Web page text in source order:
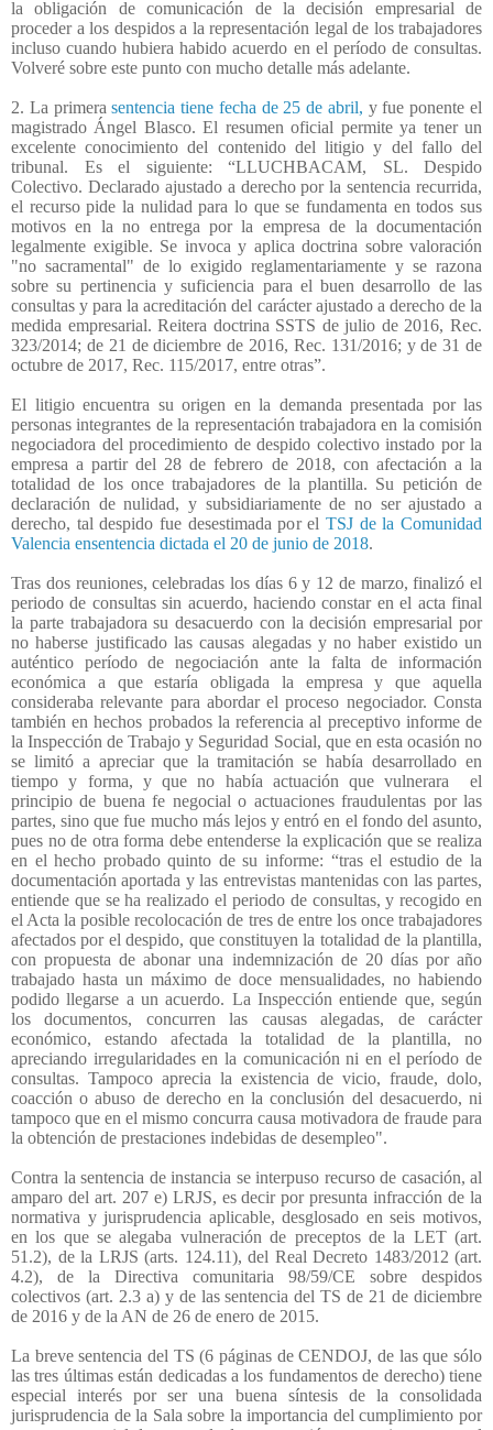
la obligación de comunicación de la decisión empresarial de
proceder a los despidos a la representación legal de los trabajadores
incluso cuando hubiera habido acuerdo en el período de consultas.
Volveré sobre este punto con mucho detalle más adelante.
2. La primerasentencia tiene fecha de 25 de abril, y fue ponente el
magistrado Ángel Blasco. El resumen oficial permite ya tener un
excelente conocimiento del contenido del litigio y del fallo del
tribunal. Es el siguiente: “LLUCHBACAM, SL. Despido
Colectivo. Declarado ajustado a derecho por la sentencia recurrida,
el recurso pide la nulidad para lo que se fundamenta en todos sus
motivos en la no entrega por la empresa de la documentación
legalmente exigible. Se invoca y aplica doctrina sobre valoración
"no sacramental" de lo exigido reglamentariamente y se razona
sobre su pertinencia y suficiencia para el buen desarrollo de las
consultas y para la acreditación del carácter ajustado a derecho de la
medida empresarial. Reitera doctrina SSTS de julio de 2016, Rec.
323/2014; de 21 de diciembre de 2016, Rec. 131/2016; y de 31 de
octubre de 2017, Rec. 115/2017, entre otras”.
El litigio encuentra su origen en la demanda presentada por las
personas integrantes de la representación trabajadora en la comisión
negociadora del procedimiento de despido colectivo instado por la
empresa a partir del 28 de febrero de 2018, con afectación a la
totalidad de los once trabajadores de la plantilla. Su petición de
declaración de nulidad, y subsidiariamente de no ser ajustado a
derecho, tal despido fue desestimada por el TSJ de la Comunidad
Valencia ensentencia dictada el 20 de junio de 2018.
Tras dos reuniones, celebradas los días 6 y 12 de marzo, finalizó el
periodo de consultas sin acuerdo, haciendo constar en el acta final
la parte trabajadora su desacuerdo con la decisión empresarial por
no haberse justificado las causas alegadas y no haber existido un
auténtico período de negociación ante la falta de información
económica a que estaría obligada la empresa y que aquella
consideraba relevante para abordar el proceso negociador. Consta
también en hechos probados la referencia al preceptivo informe de
la Inspección de Trabajo y Seguridad Social, que en esta ocasión no
se limitó a apreciar que la tramitación se había desarrollado en
tiempo y forma, y que no había actuación que vulnerara
el
principio de buena fe negocial o actuaciones fraudulentas por las
partes, sino que fue mucho más lejos y entró en el fondo del asunto,
pues no de otra forma debe entenderse la explicación que se realiza
en el hecho probado quinto de su informe: “tras el estudio de la
documentación aportada y las entrevistas mantenidas con las partes,
entiende que se ha realizado el periodo de consultas, y recogido en
el Acta la posible recolocación de tres de entre los once trabajadores
afectados por el despido, que constituyen la totalidad de la plantilla,
con propuesta de abonar una indemnización de 20 días por año
trabajado hasta un máximo de doce mensualidades, no habiendo
podido llegarse a un acuerdo. La Inspección entiende que, según
los documentos, concurren las causas alegadas, de carácter
económico, estando afectada la totalidad de la plantilla, no
apreciando irregularidades en la comunicación ni en el período de
consultas. Tampoco aprecia la existencia de vicio, fraude, dolo,
coacción o abuso de derecho en la conclusión del desacuerdo, ni
tampoco que en el mismo concurra causa motivadora de fraude para
la obtención de prestaciones indebidas de desempleo".
Contra la sentencia de instancia se interpuso recurso de casación, al
amparo del art. 207 e) LRJS, es decir por presunta infracción de la
normativa y jurisprudencia aplicable, desglosado en seis motivos,
en los que se alegaba vulneración de preceptos de la LET (art.
51.2), de la LRJS (arts. 124.11), del Real Decreto 1483/2012 (art.
4.2), de la Directiva comunitaria 98/59/CE sobre despidos
colectivos (art. 2.3 a) y de las sentencia del TS de 21 de diciembre
de 2016 y de la AN de 26 de enero de 2015.
La breve sentencia del TS (6 páginas de CENDOJ, de las que sólo
las tres últimas están dedicadas a los fundamentos de derecho) tiene
especial interés por ser una buena síntesis de la consolidada
jurisprudencia de la Sala sobre la importancia del cumplimiento por